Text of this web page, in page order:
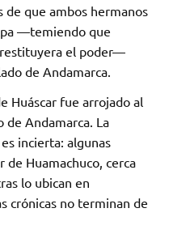
de que ambos hermanos
—temiendo que
restituyera el poder—
de Andamarca.
Huáscar fue arrojado al
de Andamarca. La
incierta: algunas
de Huamachuco, cerca
lo ubican en
crónicas no terminan de